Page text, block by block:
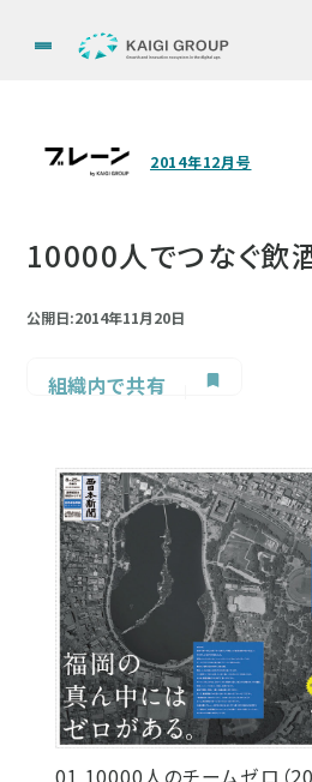
2014年12月号
10000人でつなぐ飲
公開日:2014年11月20日
組織内で共有
01 10000人のチームゼロ（